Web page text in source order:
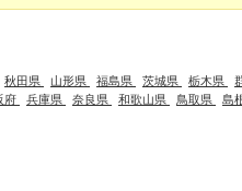
秋田県 山形県 福島県 茨城県 栃木県
府 兵庫県 奈良県 和歌山県 鳥取県 島